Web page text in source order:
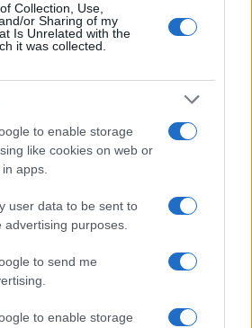
Collection, Use,
or Sharing of my
Is Unrelated with the
it was collected.
to enable storage
like cookies on web or
apps.
user data to be sent to
purposes.
to send me
to enable storage
W
at
s
A
p
p
S
a
re
precedente
articolo
contro un muretto, un ferito ad